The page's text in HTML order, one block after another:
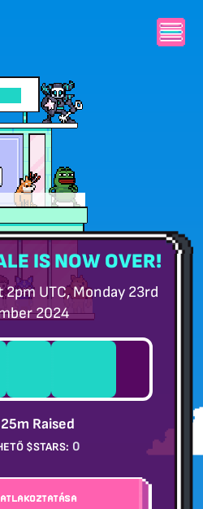
IS NOW OVER!
UTC, Monday 23rd
2024
Raised
$STARS: 0